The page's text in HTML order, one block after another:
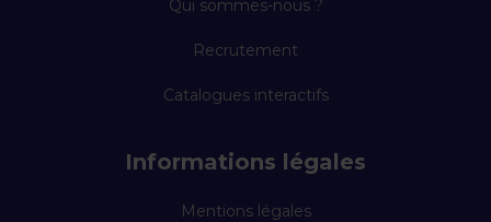
Qui sommes-nous ?
Recrutement
Catalogues interactifs
Informations légales
Mentions légales